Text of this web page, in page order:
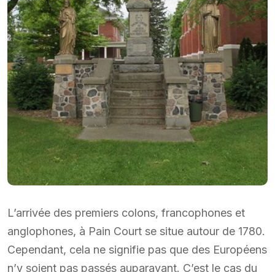
L’arrivée des premiers colons, francophones et
anglophones, à Pain Court se situe autour de 1780.
Cependant, cela ne signifie pas que des Européens
n’y soient pas passés auparavant. C’est le cas du